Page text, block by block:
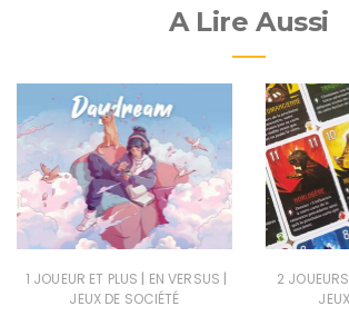
A Lire Aussi
1 JOUEUR ET PLUS | EN VERSUS |
JEUX DE SOCIÉTÉ
2 JOUEURS